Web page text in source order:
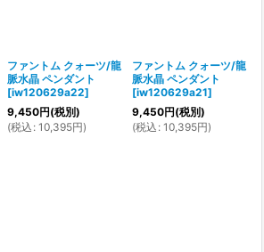
ファントム クォーツ/龍
脈水晶 ペンダント
[iw120629a22]
9,450円(税別)
(税込 : 10,395円)
ファントム クォーツ/龍
脈水晶 ペンダント
[iw120629a21]
9,450円(税別)
(税込 : 10,395円)